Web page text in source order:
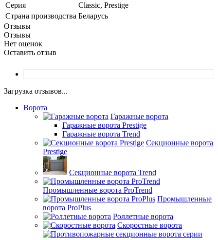
Серия
Classic, Prestige
Страна производства Беларусь
Отзывы
Отзывы
Нет оценок
Оставить отзыв
Загрузка отзывов...
Ворота
Гаражные ворота
Гаражные ворота Prestige
Гаражные ворота Trend
Секционные ворота
Prestige
Секционные ворота Trend
Промышленные ворота ProTrend
Промышленные
ворота ProPlus
Роллетные ворота
Скоростные ворота